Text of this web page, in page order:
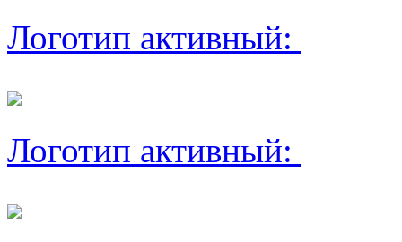
Логотип активный:
Логотип активный: